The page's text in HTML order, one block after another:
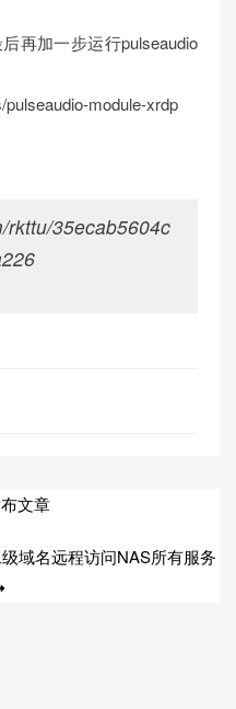
再加一步运行pulseaudio
module-xrdp
rkttu/35ecab5604c
文章
域名远程访问NAS所有服务